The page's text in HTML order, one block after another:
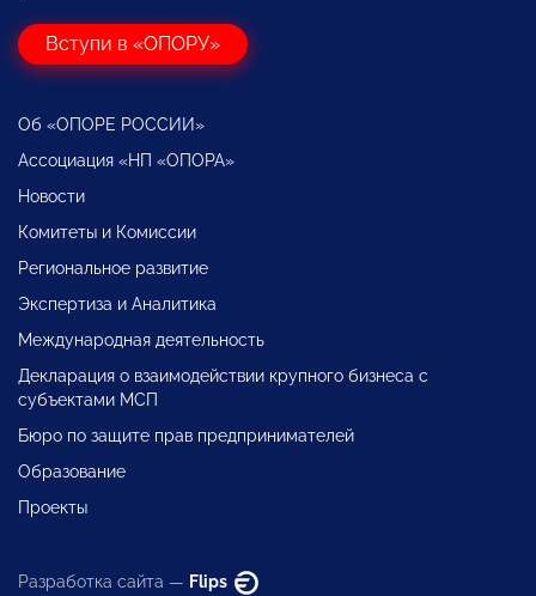
Вступи в «ОПОРУ»
Об «ОПОРЕ РОССИИ»
Ассоциация «НП «ОПОРА»
Новости
Комитеты и Комиссии
Региональное развитие
Экспертиза и Аналитика
Международная деятельность
Декларация о взаимодействии крупного бизнеса с
субъектами МСП
Бюро по защите прав предпринимателей
Образование
Проекты
Разработка сайта — Flips